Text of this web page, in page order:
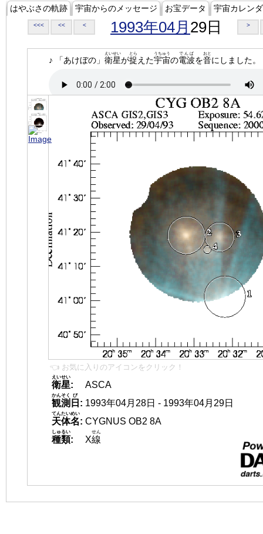
はやぶさの軌跡 宇宙からのメッセージ お宝データ 宇宙カレン
<<< << < 1993年04月 29日 >
♪ 「あけぼの」 衛星
えいせい
が捉
とら
えた宇宙
うちゅう
の電波
でんぱ
を音
おと
にしました。
👈 お気に入りのアイコンをクリック！
衛星
えいせい
:
ASCA
観測
かんそく
日
び
: 1993年04月28日 - 1993年04月29日
天体名
てんたいめい
: CYGNUS OB2 8A
種類
しゅるい
: X線
せん